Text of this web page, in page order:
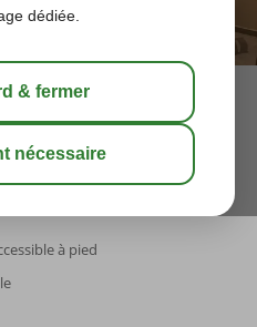
sauver
piscine privée possibles
à pied